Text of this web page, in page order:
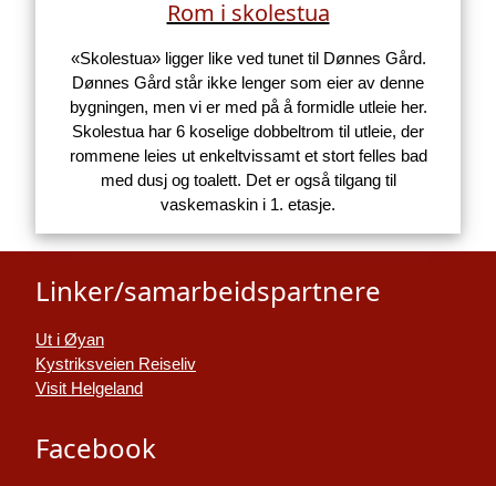
Rom i skolestua
«Skolestua» ligger like ved tunet til Dønnes Gård.
Dønnes Gård står ikke lenger som eier av denne
bygningen, men vi er med på å formidle utleie her.
Skolestua har 6 koselige dobbeltrom til utleie, der
rommene leies ut enkeltvissamt et stort felles bad
med dusj og toalett. Det er også tilgang til
vaskemaskin i 1. etasje.
Linker/samarbeidspartnere
Ut i Øyan
Kystriksveien Reiseliv
Visit Helgeland
Facebook